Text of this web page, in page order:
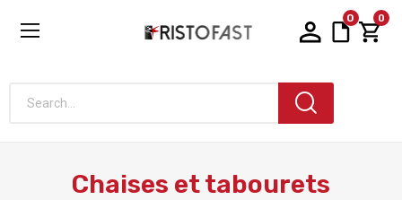
0 0
Search...
Chaises et tabourets